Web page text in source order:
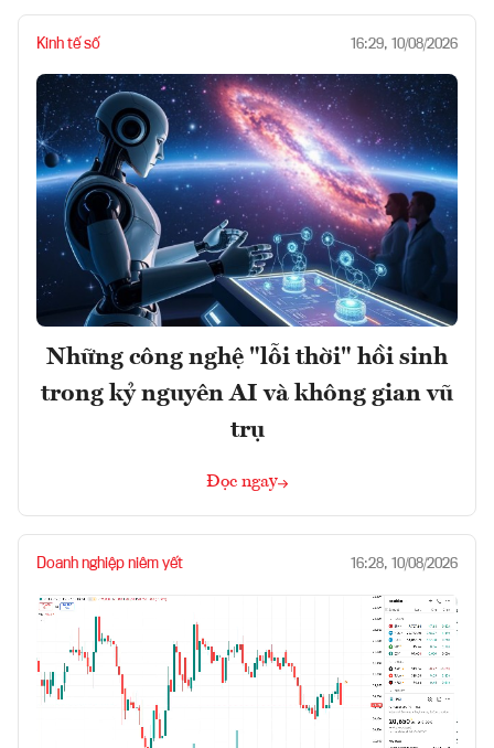
Kinh tế số 16:29, 10/08/2026
Những công nghệ "lỗi thời" hồi sinh
trong kỷ nguyên AI và không gian vũ
trụ
Đọc ngay
Doanh nghiệp niêm yết 16:28, 10/08/2026